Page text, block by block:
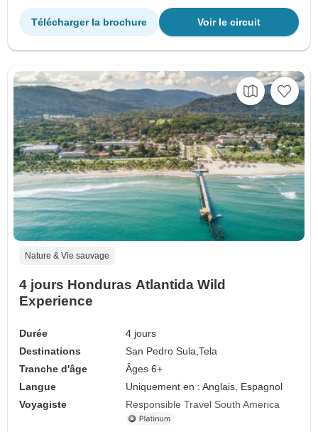
Voir le circuit
Télécharger la brochure
Nature & Vie sauvage
4 jours Honduras Atlantida Wild
Experience
Durée
4 jours
Destinations
San Pedro Sula,Tela
Tranche d'âge
Âges 6+
Langue
Uniquement en : Anglais, Espagnol
Voyagiste
Responsible Travel South America